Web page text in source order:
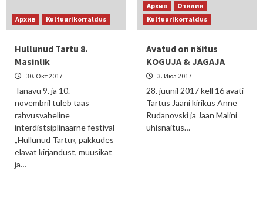
Архив Kultuurikorraldus
Hullunud Tartu 8.
Masinlik
30. Окт 2017
Tänavu 9. ja 10.
novembril tuleb taas
rahvusvaheline
interdistsiplinaarne festival
„Hullunud Tartu», pakkudes
elavat kirjandust, muusikat
ja…
Архив
Отклик
Kultuurikorraldus
Avatud on näitus
KOGUJA & JAGAJA
3. Июл 2017
28. juunil 2017 kell 16 avati
Tartus Jaani kirikus Anne
Rudanovski ja Jaan Malini
ühisnäitus…